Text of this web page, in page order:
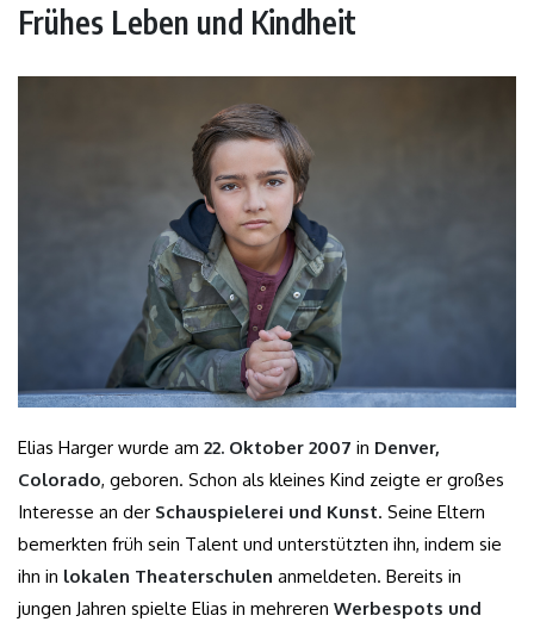
Frühes Leben und Kindheit
Elias Harger wurde am 22. Oktober 2007 in Denver,
Colorado, geboren. Schon als kleines Kind zeigte er großes
Interesse an der Schauspielerei und Kunst. Seine Eltern
bemerkten früh sein Talent und unterstützten ihn, indem sie
ihn in lokalen Theaterschulen anmeldeten. Bereits in
jungen Jahren spielte Elias in mehreren Werbespots und